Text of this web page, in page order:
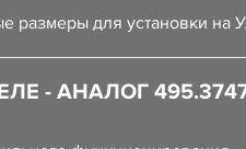
размеры для установки на
- АНАЛОГ